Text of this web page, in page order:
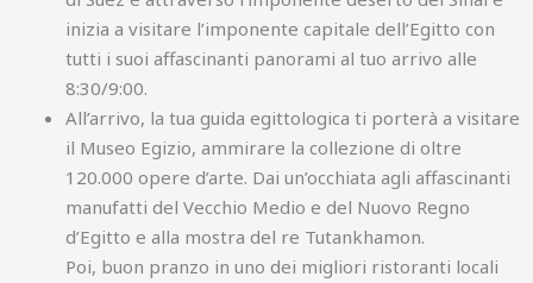
inizia a visitare l’imponente capitale dell’Egitto con
tutti i suoi affascinanti panorami al tuo arrivo alle
8:30/9:00.
All’arrivo, la tua guida egittologica ti porterà a visitare
il Museo Egizio, ammirare la collezione di oltre
120.000 opere d’arte. Dai un’occhiata agli affascinanti
manufatti del Vecchio Medio e del Nuovo Regno
d’Egitto e alla mostra del re Tutankhamon.
Poi, buon pranzo in uno dei migliori ristoranti locali